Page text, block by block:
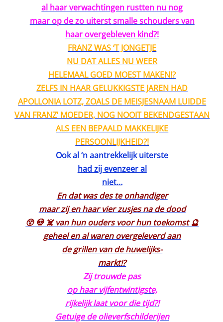
al haar verwachtingen rustten nu nog
maar op de zo uiterst smalle schouders van
haar overgebleven kind?!
FRANZ WAS ‘T JONGETJE
NU DAT ALLES NU WEER
HELEMAAL GOED MOEST MAKEN!?
ZELFS IN HAAR GELUKKIGSTE JAREN HAD
APOLLONIA LOTZ, ZOALS DE MEISJESNAAM LUIDDE
VAN FRANZ’ MOEDER, NOG NOOIT BEKENDGESTAAN
ALS EEN BEPAALD MAKKELIJKE
PERSOONLIJKHEID?!
Ook al ‘n aantrekkelijk uiterste
had zij evenzeer al
niet…
En dat was des te onhandiger
maar zij en haar vier zusjes na de dood
😵 💀 ☠️ van hun ouders voor hun toekomst 🔮
geheel en al waren overgeleverd aan
de grillen van de huwelijks-
markt!?
Zij trouwde pas
op haar vijfentwintigste,
rijkelijk laat voor die tijd?!
Getuige de olieverfschilderijen